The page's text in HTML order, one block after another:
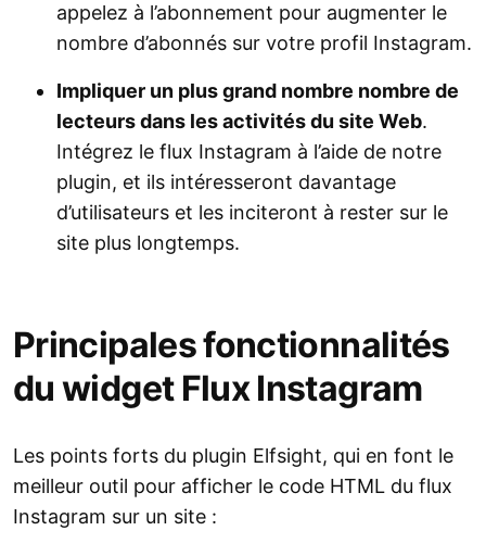
appelez à l’abonnement pour augmenter le
nombre d’abonnés sur votre profil Instagram.
Impliquer un plus grand nombre nombre de
lecteurs dans les activités du site Web.
Intégrez le flux Instagram à l’aide de notre
plugin, et ils intéresseront davantage
d’utilisateurs et les inciteront à rester sur le
site plus longtemps.
Principales fonctionnalités
du widget Flux Instagram
Les points forts du plugin Elfsight, qui en font le
meilleur outil pour afficher le code HTML du flux
Instagram sur un site :